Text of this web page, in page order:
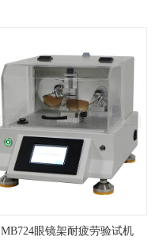
MB724眼镜架耐疲劳验试机